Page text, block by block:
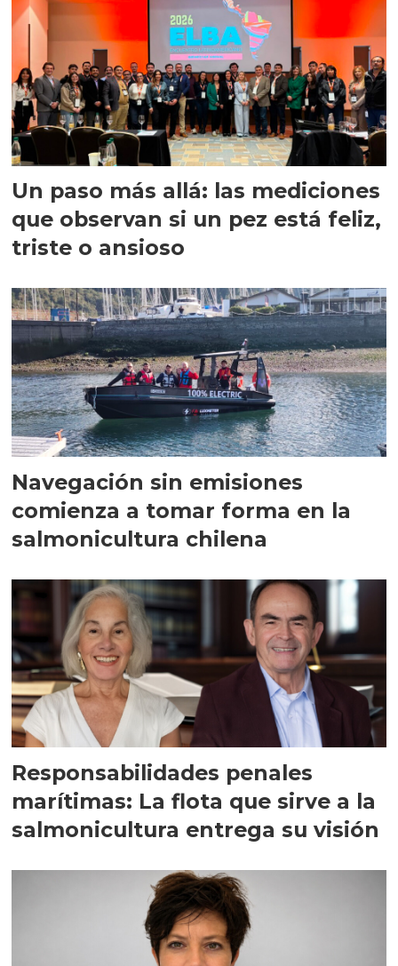
Un paso más allá: las mediciones
que observan si un pez está feliz,
triste o ansioso
Navegación sin emisiones
comienza a tomar forma en la
salmonicultura chilena
Responsabilidades penales
marítimas: La flota que sirve a la
salmonicultura entrega su visión